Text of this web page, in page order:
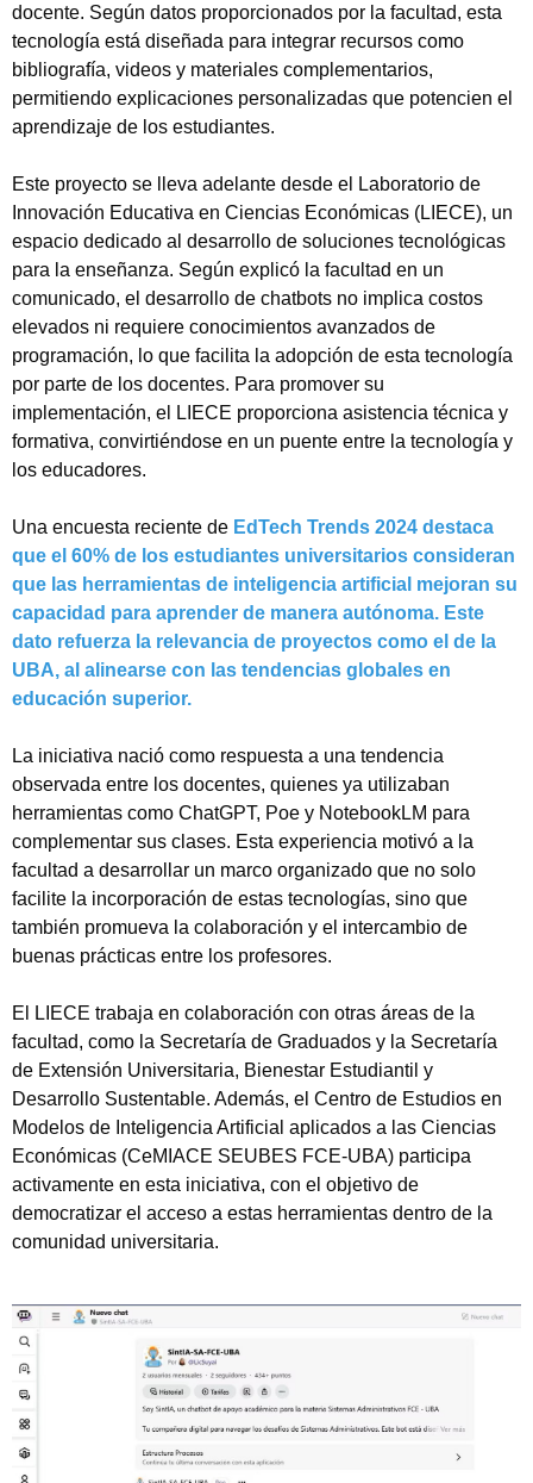
docente. Según datos proporcionados por la facultad, esta
tecnología está diseñada para integrar recursos como
bibliografía, videos y materiales complementarios,
permitiendo explicaciones personalizadas que potencien el
aprendizaje de los estudiantes.
Este proyecto se lleva adelante desde el Laboratorio de
Innovación Educativa en Ciencias Económicas (LIECE), un
espacio dedicado al desarrollo de soluciones tecnológicas
para la enseñanza. Según explicó la facultad en un
comunicado, el desarrollo de chatbots no implica costos
elevados ni requiere conocimientos avanzados de
programación, lo que facilita la adopción de esta tecnología
por parte de los docentes. Para promover su
implementación, el LIECE proporciona asistencia técnica y
formativa, convirtiéndose en un puente entre la tecnología y
los educadores.
Una encuesta reciente de EdTech Trends 2024 destaca
que el 60% de los estudiantes universitarios consideran
que las herramientas de inteligencia artificial mejoran su
capacidad para aprender de manera autónoma. Este
dato refuerza la relevancia de proyectos como el de la
UBA, al alinearse con las tendencias globales en
educación superior.
La iniciativa nació como respuesta a una tendencia
observada entre los docentes, quienes ya utilizaban
herramientas como ChatGPT, Poe y NotebookLM para
complementar sus clases. Esta experiencia motivó a la
facultad a desarrollar un marco organizado que no solo
facilite la incorporación de estas tecnologías, sino que
también promueva la colaboración y el intercambio de
buenas prácticas entre los profesores.
El LIECE trabaja en colaboración con otras áreas de la
facultad, como la Secretaría de Graduados y la Secretaría
de Extensión Universitaria, Bienestar Estudiantil y
Desarrollo Sustentable. Además, el Centro de Estudios en
Modelos de Inteligencia Artificial aplicados a las Ciencias
Económicas (CeMIACE SEUBES FCE-UBA) participa
activamente en esta iniciativa, con el objetivo de
democratizar el acceso a estas herramientas dentro de la
comunidad universitaria.